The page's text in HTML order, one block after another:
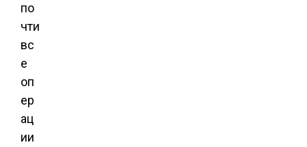
по
чти
вс
е
оп
ер
ац
ии